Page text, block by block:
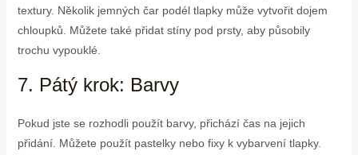
textury. Několik jemných čar podél tlapky může vytvořit dojem
chloupků. Můžete také přidat stíny pod prsty, aby působily
trochu vypouklé.
7. Pátý krok: Barvy
Pokud jste se rozhodli použít barvy, přichází čas na jejich
přidání. Můžete použít pastelky nebo fixy k vybarvení tlapky.